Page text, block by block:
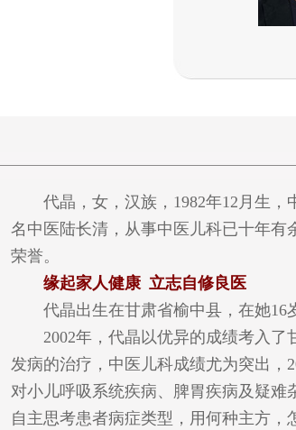
代晶，女，汉族，1982年12月生，
名中医陆长清，从事中医儿科已十年
荣誉。
缘起家人健康 立志自修良医
代晶出生在甘肃省榆中县，在她16岁
2002年，代晶以优异的成绩考入了
发病的治疗，中医儿科成绩尤为突出，
对小儿呼吸系统疾病、脾胃疾病及疑
自主思考患者病症类型，用何种主方